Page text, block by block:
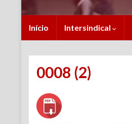
Início Intersindical
0008 (2)